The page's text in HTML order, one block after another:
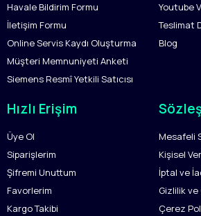
Havale Bildirim Formu
İletişim Formu
Online Servis Kaydı Oluşturma
Müşteri Memnuniyeti Anketi
Siemens Resmî Yetkili Satıcısı
Youtube
Teslimat
Blog
Hızlı Erişim
Üye Ol
Siparişlerim
Şifremi Unuttum
Favorlerim
Kargo Takibi
Mesafeli
Kişisel
İptal ve
Gizlilik
Çerez